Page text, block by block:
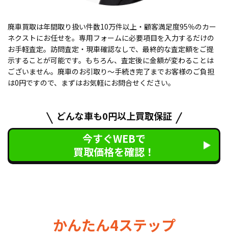
廃車買取は年間取り扱い件数10万件以上・顧客満足度95％のカー
ネクストにお任せを。専用フォームに必要項目を入力するだけの
お手軽査定。訪問査定・現車確認なしで、最終的な査定額をご提
示することが可能です。もちろん、査定後に金額が変わることは
ございません。廃車のお引取り〜手続き完了までお客様のご負担
は0円ですので、まずはお気軽にお問合せください。
どんな車も0円以上買取保証
今すぐWEBで
買取価格を確認！
かんたん4ステップ